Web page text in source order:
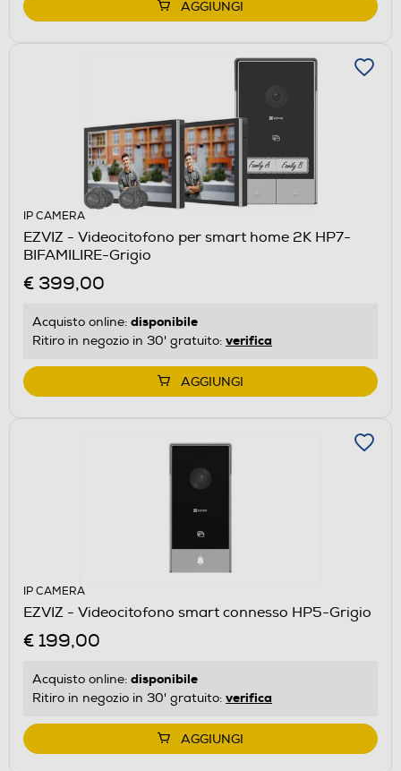
AGGIUNGI
IP CAMERA
EZVIZ - Videocitofono per smart home 2K HP7-
BIFAMILIRE-Grigio
€ 399,00
Acquisto online: disponibile
Ritiro in negozio in 30' gratuito: verifica
AGGIUNGI
IP CAMERA
EZVIZ - Videocitofono smart connesso HP5-Grigio
€ 199,00
Acquisto online: disponibile
Ritiro in negozio in 30' gratuito: verifica
AGGIUNGI